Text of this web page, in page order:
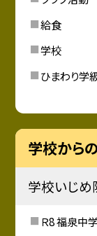
給食
学校
ひまわり学
学校から
学校いじ
Ｒ8 福泉中